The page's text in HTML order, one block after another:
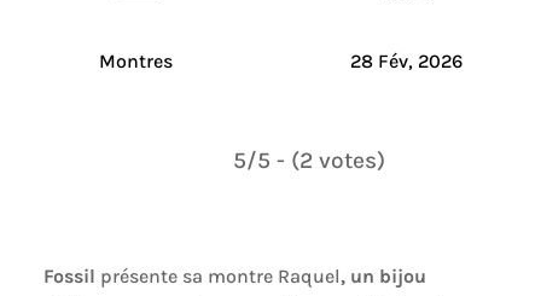
Montres 28 Fév, 2026
5/5 - (2 votes)
Fossil présente sa montre Raquel, un bijou